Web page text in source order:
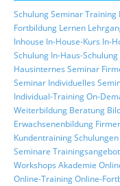
SchulungSeminarTraining
Fortbildung Lernen
Inhouse In-House-Kurs In-
Schulung In-Haus-Schulung
Hausinternes Seminar
Seminar Individuelles
Individual-TrainingOn-
Weiterbildung Beratung
Erwachsenenbildung
KundentrainingSchulungen
Seminare Trainingsangebot
Workshops Akademie
Online-TrainingOnline-